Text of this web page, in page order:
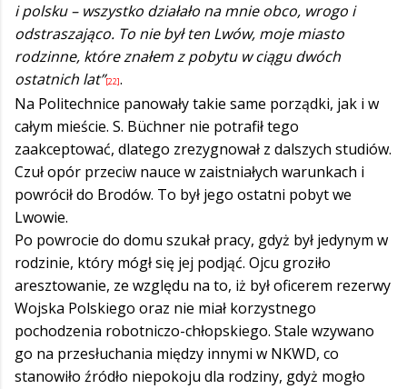
i polsku – wszystko działało na mnie obco, wrogo i
odstraszająco. To nie był ten Lwów, moje miasto
rodzinne, które znałem z pobytu w ciągu dwóch
ostatnich lat”[22].
Na Politechnice panowały takie same porządki, jak i w
całym mieście. S. Büchner nie potrafił tego
zaakceptować, dlatego zrezygnował z dalszych studiów.
Czuł opór przeciw nauce w zaistniałych warunkach i
powrócił do Brodów. To był jego ostatni pobyt we
Lwowie.
Po powrocie do domu szukał pracy, gdyż był jedynym w
rodzinie, który mógł się jej podjąć. Ojcu groziło
aresztowanie, ze względu na to, iż był oficerem rezerwy
Wojska Polskiego oraz nie miał korzystnego
pochodzenia robotniczo-chłopskiego. Stale wzywano
go na przesłuchania między innymi w NKWD, co
stanowiło źródło niepokoju dla rodziny, gdyż mogło